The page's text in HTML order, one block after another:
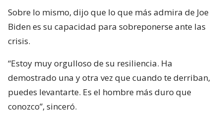
Sobre lo mismo, dijo que lo que más admira de Joe
Biden es su capacidad para sobreponerse ante las
crisis.
“Estoy muy orgulloso de su resiliencia. Ha
demostrado una y otra vez que cuando te derriban,
puedes levantarte. Es el hombre más duro que
conozco”, sinceró.